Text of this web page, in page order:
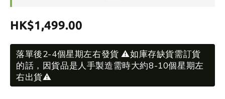
HK$1,499.00
落單後2-4個星期左右發貨 ⚠️如庫存缺貨需訂貨
的話，因貨品是人手製造需時大約8-10個星期左
右出貨⚠️